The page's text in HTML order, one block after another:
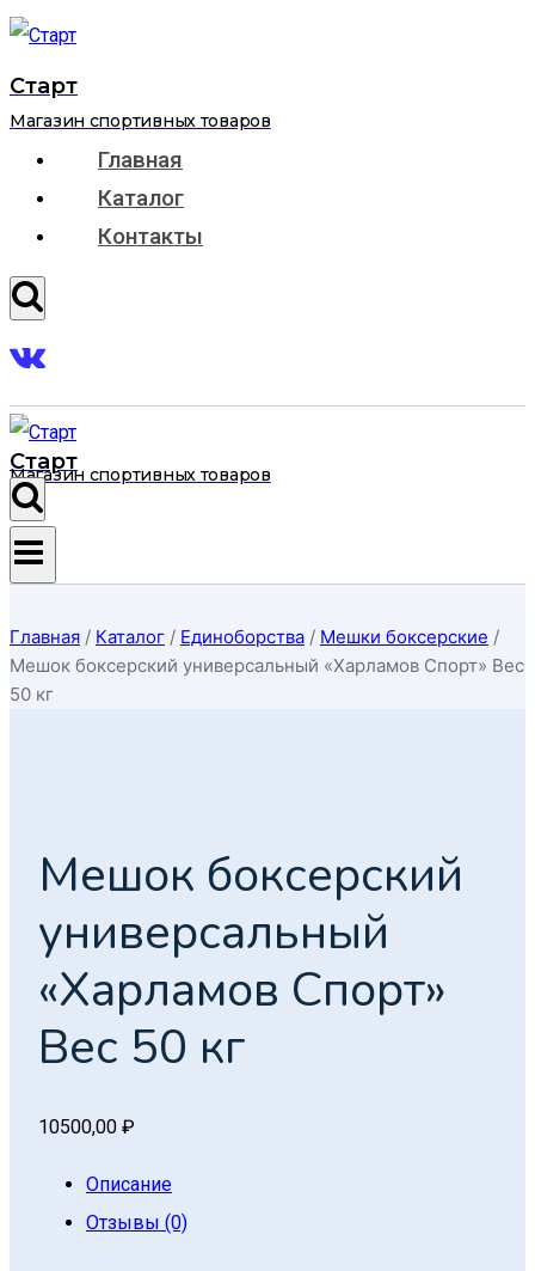
Перейти
содержимому
Старт
Магазин спортивных товаров
Главная
Каталог
Контакты
Старт
Магазин спортивных товаров
Главная / Каталог / Единоборcтва / Мешки боксерские /
Мешок боксерский универсальный «Харламов Спорт» Вес
50 кг
Мешок боксерский
универсальный
«Харламов Спорт»
Вес 50 кг
10500,00 ₽
Описание
Отзывы (0)